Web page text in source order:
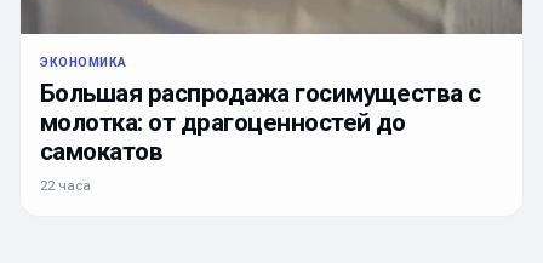
ЭКОНОМИКА
Большая распродажа госимущества с
молотка: от драгоценностей до
самокатов
22 часа